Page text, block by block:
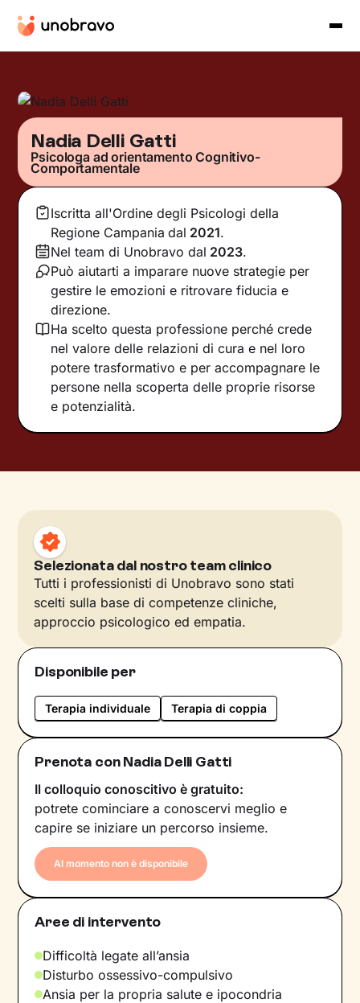
Nadia Delli Gatti
Psicologa ad orientamento Cognitivo-
Comportamentale
Iscritta all'Ordine degli Psicologi della
Regione Campania dal 2021.
Nel team di Unobravo dal 2023.
Può aiutarti a imparare nuove strategie per
gestire le emozioni e ritrovare fiducia e
direzione.
Ha scelto questa professione perché crede
nel valore delle relazioni di cura e nel loro
potere trasformativo e per accompagnare le
persone nella scoperta delle proprie risorse
e potenzialità.
Selezionata dal nostro team clinico
Tutti i professionisti di Unobravo sono stati
scelti sulla base di competenze cliniche,
approccio psicologico ed empatia.
Disponibile per
Terapia individuale Terapia di coppia
Prenota con Nadia Delli Gatti
Il colloquio conoscitivo è gratuito:
potrete cominciare a conoscervi meglio e
capire se iniziare un percorso insieme.
Al momento non è disponibile
Aree di intervento
Difficoltà legate all’ansia
Disturbo ossessivo-compulsivo
Ansia per la propria salute e ipocondria